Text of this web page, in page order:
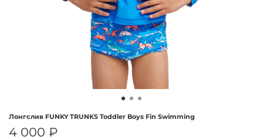
Лонгслив FUNKY TRUNKS Toddler Boys Fin Swimming
4 000 ₽